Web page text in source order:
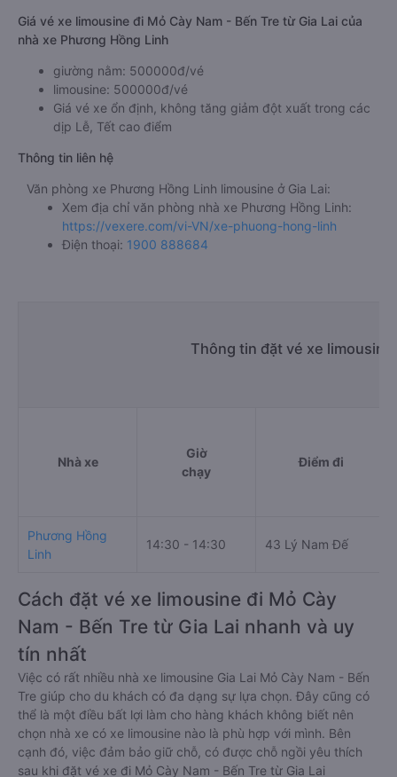
Giá vé xe limousine đi Mỏ Cày Nam - Bến Tre từ Gia Lai của
nhà xe Phương Hồng Linh
giường nằm: 500000đ/vé
limousine: 500000đ/vé
Giá vé xe ổn định, không tăng giảm đột xuất trong các
dịp Lễ, Tết cao điểm
Thông tin liên hệ
Văn phòng xe Phương Hồng Linh limousine ở Gia Lai:
Xem địa chỉ văn phòng nhà xe Phương Hồng Linh:
https://vexere.com/vi-VN/xe-phuong-hong-linh
Điện thoại: 1900 888684
Thông tin đặt vé xe limousine
Nhà xe
Giờ
chạy
Điểm đi
Phương Hồng
Linh
14:30 - 14:30 43 Lý Nam Đế
Cách đặt vé xe limousine đi Mỏ Cày
Nam - Bến Tre từ Gia Lai nhanh và uy
tín nhất
Việc có rất nhiều nhà xe limousine Gia Lai Mỏ Cày Nam - Bến
Tre giúp cho du khách có đa dạng sự lựa chọn. Đây cũng có
thể là một điều bất lợi làm cho hàng khách không biết nên
chọn nhà xe có xe limousine nào là phù hợp với mình. Bên
cạnh đó, việc đảm bảo giữ chỗ, có được chỗ ngồi yêu thích
sau khi đặt vé xe đi Mỏ Cày Nam - Bến Tre từ Gia Lai